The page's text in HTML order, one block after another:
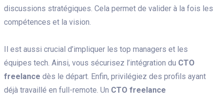
discussions stratégiques. Cela permet de valider à la fois les
compétences et la vision.
Il est aussi crucial d’impliquer les top managers et les
équipes tech. Ainsi, vous sécurisez l’intégration du CTO
freelance dès le départ. Enfin, privilégiez des profils ayant
déjà travaillé en full-remote. Un CTO freelance